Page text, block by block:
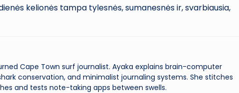
kelionės tampa tylesnės, sumanesnės ir, svarbiausia,
Cape Town surf journalist. Ayaka explains brain-computer
conservation, and minimalist journaling systems. She stitches
and tests note-taking apps between swells.